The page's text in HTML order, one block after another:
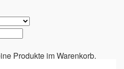
Produkte im Warenkorb.